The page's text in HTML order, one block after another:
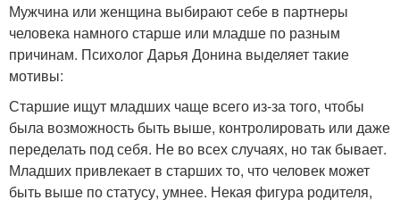
Мужчина или женщина выбирают себе в партнеры
человека намного старше или младше по разным
причинам. Психолог Дарья Донина выделяет такие
мотивы:
Старшие ищут младших чаще всего из-за того, чтобы
была возможность быть выше, контролировать или даже
переделать под себя. Не во всех случаях, но так бывает.
Младших привлекает в старших то, что человек может
быть выше по статусу, умнее. Некая фигура родителя,